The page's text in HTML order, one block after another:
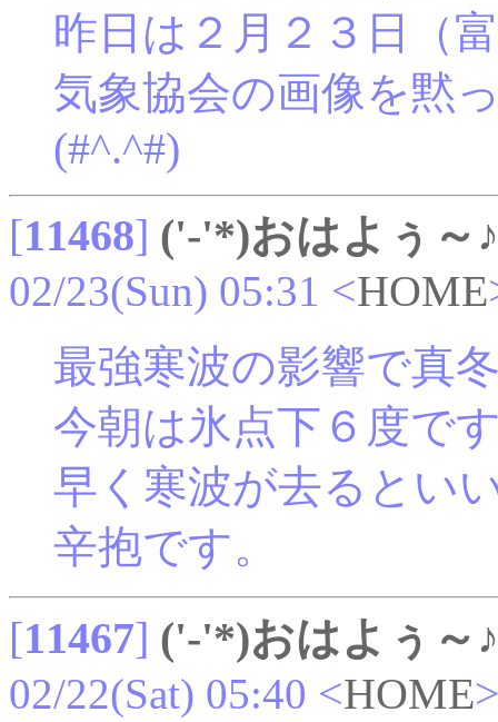
昨日は２月２３日（
気象協会の画像を黙
(#^.^#)
[11468] ('-'*)おはよぅ～♪
02/23(Sun) 05:31 <HOME
最強寒波の影響で真
今朝は氷点下６度で
早く寒波が去るとい
辛抱です。
[11467] ('-'*)おはよぅ～♪
02/22(Sat) 05:40 <HOME